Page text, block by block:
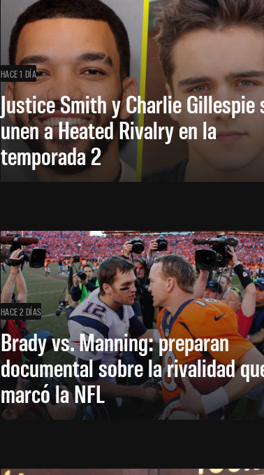
HACE 1 DÍA
Justice Smith y Charlie Gillespie
unen a Heated Rivalry en la
temporada 2
HACE 2 DÍAS
Brady vs. Manning: preparan
documental sobre la rivalidad
marcó la NFL